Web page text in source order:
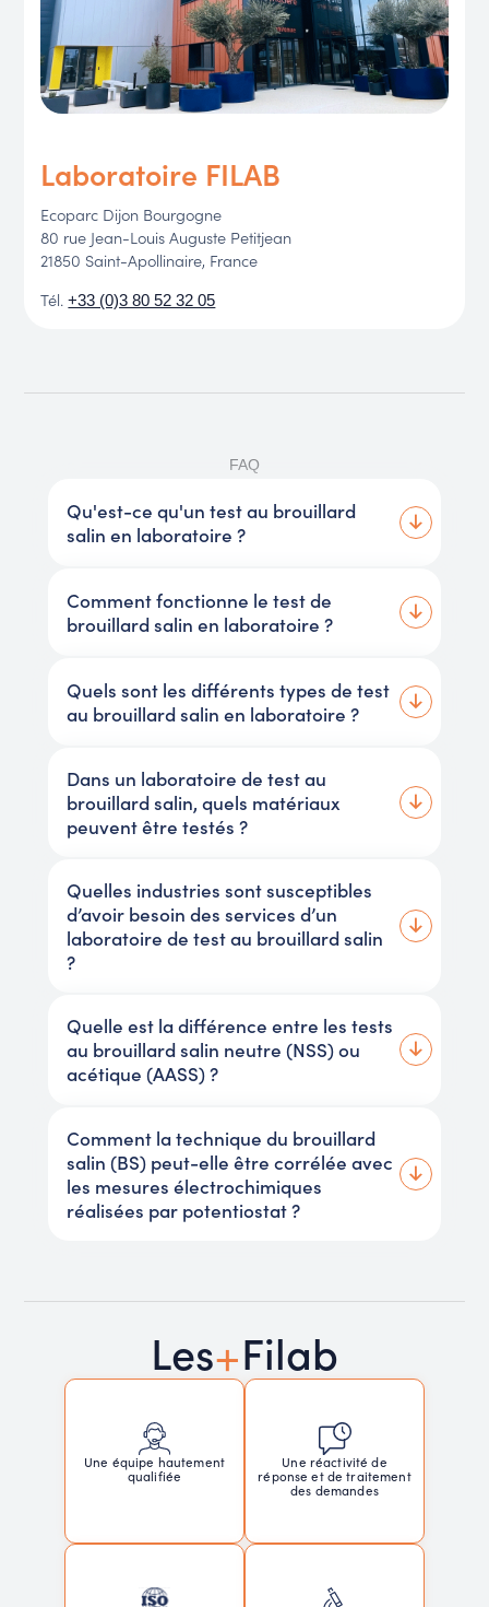
Laboratoire FILAB
Ecoparc Dijon Bourgogne
80 rue Jean-Louis Auguste Petitjean
21850 Saint-Apollinaire, France
Tél.+33 (0)3 80 52 32 05
FAQ
Qu'est-ce qu'un test au brouillard
salin en laboratoire ?
Comment fonctionne le test de
brouillard salin en laboratoire ?
Quels sont les différents types de test
au brouillard salin en laboratoire ?
Dans un laboratoire de test au
brouillard salin, quels matériaux
peuvent être testés ?
Quelles industries sont susceptibles
d’avoir besoin des services d’un
laboratoire de test au brouillard salin
?
Quelle est la différence entre les tests
au brouillard salin neutre (NSS) ou
acétique (AASS) ?
Comment la technique du brouillard
salin (BS) peut-elle être corrélée avec
les mesures électrochimiques
réalisées par potentiostat ?
Les+Filab
Une équipe hautement
qualifiée
Une réactivité de
réponse et de traitement
des demandes